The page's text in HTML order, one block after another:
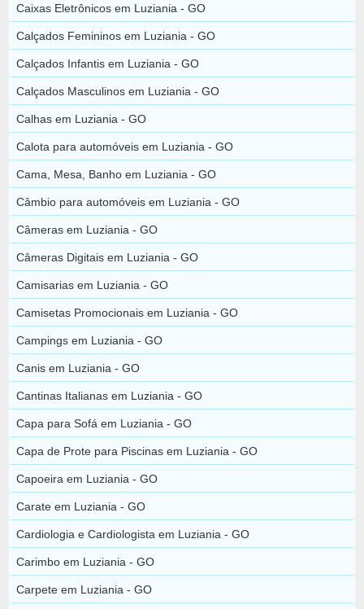
Caixas Eletrônicos em Luziania - GO
Calçados Femininos em Luziania - GO
Calçados Infantis em Luziania - GO
Calçados Masculinos em Luziania - GO
Calhas em Luziania - GO
Calota para automóveis em Luziania - GO
Cama, Mesa, Banho em Luziania - GO
Câmbio para automóveis em Luziania - GO
Câmeras em Luziania - GO
Câmeras Digitais em Luziania - GO
Camisarias em Luziania - GO
Camisetas Promocionais em Luziania - GO
Campings em Luziania - GO
Canis em Luziania - GO
Cantinas Italianas em Luziania - GO
Capa para Sofá em Luziania - GO
Capa de Prote para Piscinas em Luziania - GO
Capoeira em Luziania - GO
Carate em Luziania - GO
Cardiologia e Cardiologista em Luziania - GO
Carimbo em Luziania - GO
Carpete em Luziania - GO